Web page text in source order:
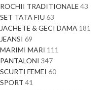
ROCHII TRADITIONALE 43
SET TATA FIU 63
JACHETE & GECI DAMA 181
JEANSI 69
MARIMI MARI 111
PANTALONI 347
SCURTI FEMEI 60
SPORT 41